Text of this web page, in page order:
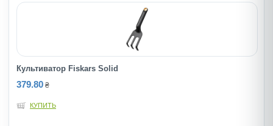
Культиватор Fiskars Solid
379.80 ₴
КУПИТЬ